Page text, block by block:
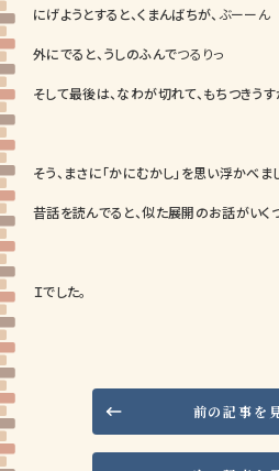
にげようとすると、くまんばちが、 ぶーーん
外にでると、うしのふんでつるりっ
そして最後は、なわが切れて、もちつきうす
そう、まさに「かにむかし」を思い浮かべま
昔話を読んでると、似た展開のお話がいく
Ｉでした。
前の記事を